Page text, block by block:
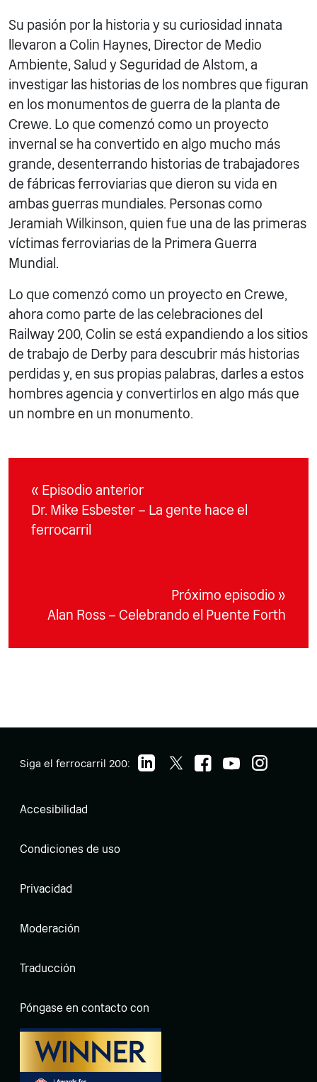
Su pasión por la historia y su curiosidad innata
llevaron a Colin Haynes, Director de Medio
Ambiente, Salud y Seguridad de Alstom, a
investigar las historias de los nombres que figuran
en los monumentos de guerra de la planta de
Crewe. Lo que comenzó como un proyecto
invernal se ha convertido en algo mucho más
grande, desenterrando historias de trabajadores
de fábricas ferroviarias que dieron su vida en
ambas guerras mundiales. Personas como
Jeramiah Wilkinson, quien fue una de las primeras
víctimas ferroviarias de la Primera Guerra
Mundial.
Lo que comenzó como un proyecto en Crewe,
ahora como parte de las celebraciones del
Railway 200, Colin se está expandiendo a los sitios
de trabajo de Derby para descubrir más historias
perdidas y, en sus propias palabras, darles a estos
hombres agencia y convertirlos en algo más que
un nombre en un monumento.
« Episodio anterior
Dr. Mike Esbester – La gente hace el
ferrocarril
Próximo episodio »
Alan Ross – Celebrando el Puente Forth
Siga el ferrocarril 200:
Accesibilidad
Condiciones de uso
Privacidad
Moderación
Traducción
Póngase en contacto con